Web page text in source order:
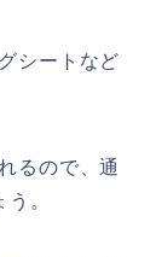
シートなど
るので、通
。